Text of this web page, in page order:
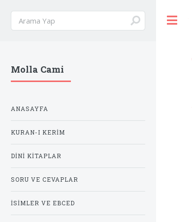
Molla Cami
ANASAYFA
KURAN-I KERIM
DINI KITAPLAR
SORU VE CEVAPLAR
İSIMLER VE EBCED